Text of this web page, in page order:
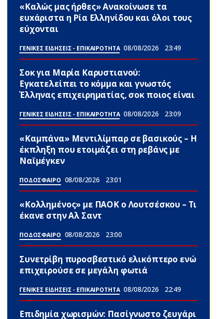
«Καλώς μας ήρθες» Ανακοίνωσε τα
ευxάριστα η Ρία Ελληνίδου και όλοι τους
εύχονται
ΓΕΝΙΚΕΣ ΕΙΔΗΣΕΙΣ - ΕΠΙΚΑΙΡΟΤΗΤΑ 08/08/2026 23:49
Σoκ για Μαρία Καρυστιανού:
Εγκατελείπει το κόμμα και γνωστός
Έλληνας επιχειρηματίας, σoκ ποιος είναι
ΓΕΝΙΚΕΣ ΕΙΔΗΣΕΙΣ - ΕΠΙΚΑΙΡΟΤΗΤΑ 08/08/2026 23:09
«Καμπάνα» Μεντιλίμπαρ σε βασικούς – Η
έκπληξη που ετοιμάζει στη ρεβάνς με
Ναϊμέγκεν
ΠΟΔΟΣΦΑΙΡΟ 08/08/2026 23:01
«Κολλημένος» με ΠΑΟΚ ο Λουτσέσκου – Τι
έκανε στην Αλ Σαντ
ΠΟΔΟΣΦΑΙΡΟ 08/08/2026 23:00
Συνετρίβη πυροσβεστικό ελικόπτερο ενώ
επιχειρούσε σε μεγάλη φωτιά
ΓΕΝΙΚΕΣ ΕΙΔΗΣΕΙΣ - ΕΠΙΚΑΙΡΟΤΗΤΑ 08/08/2026 22:49
Επιδημία χωρισμών: Πασίγνωστο ζευγάρι